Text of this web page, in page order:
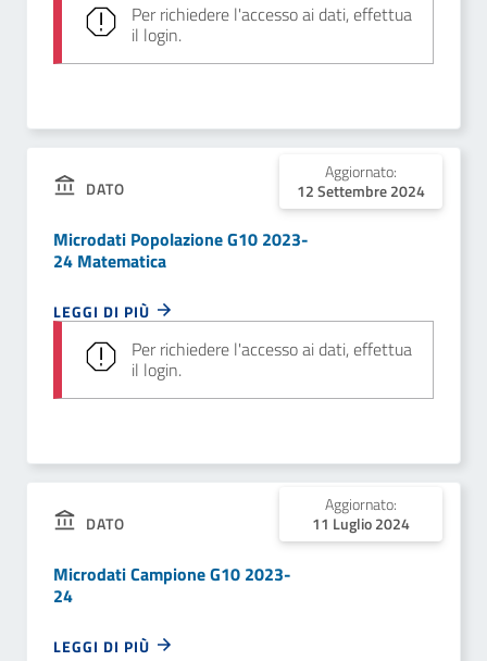
Per richiedere l'accesso ai dati, effettua
il login.
DATO
Aggiornato:
12 Settembre 2024
Microdati Popolazione G10 2023-
24 Matematica
LEGGI DI PIÙ
Per richiedere l'accesso ai dati, effettua
il login.
DATO
Aggiornato:
11 Luglio 2024
Microdati Campione G10 2023-
24
LEGGI DI PIÙ